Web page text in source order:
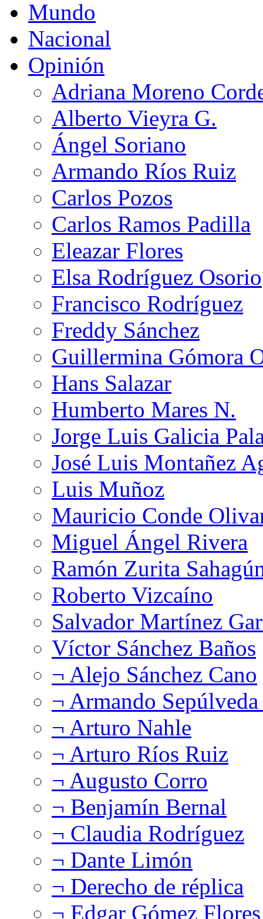
Mundo
Nacional
Opinión
Adriana Moreno
Alberto Vieyra G.
Ángel Soriano
Armando Ríos Ruiz
Carlos Pozos
Carlos Ramos Padilla
Eleazar Flores
Elsa Rodríguez Osorio
Francisco Rodríguez
Freddy Sánchez
Guillermina Gómora
Hans Salazar
Humberto Mares N.
Jorge Luis Galicia
José Luis Montañez
Luis Muñoz
Mauricio Conde
Miguel Ángel Rivera
Ramón Zurita
Roberto Vizcaíno
Salvador Martínez
Víctor Sánchez Baños
¬ Alejo Sánchez Cano
¬ Armando
¬ Arturo Nahle
¬ Arturo Ríos Ruiz
¬ Augusto Corro
¬ Benjamín Bernal
¬ Claudia Rodríguez
¬ Dante Limón
¬ Derecho de réplica
¬ Edgar Gómez Flores